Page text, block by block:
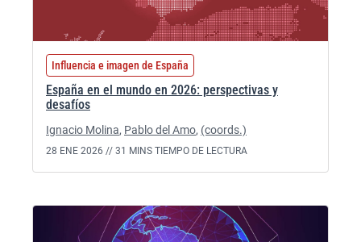
Influencia e imagen de España
España en el mundo en 2026: perspectivas y
desafíos
Ignacio Molina, Pablo del Amo, (coords.)
28 ENE 2026 // 31 MINS TIEMPO DE LECTURA